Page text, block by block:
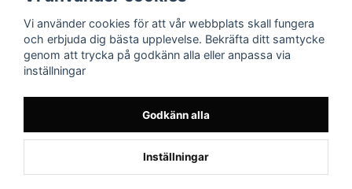
Följ oss
Facebook
Merving Innovation
Orgnr. 559116-3851
Adress: Jägarestigen 7
E-post:
asamerving@hotmail.com
Vi använder cookies för att vår webbplats skall fungera
och erbjuda dig bästa upplevelse. Bekräfta ditt samtycke
genom att trycka på godkänn alla eller anpassa via
inställningar
Godkänn alla
Inställningar